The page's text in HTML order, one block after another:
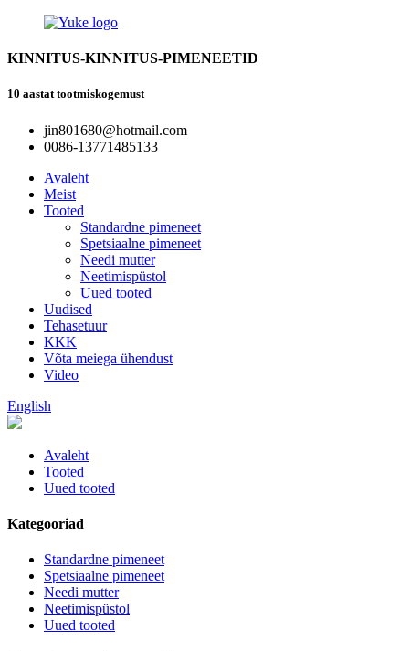
KINNITUS-KINNITUS-PIMENEETID
10 aastat tootmiskogemust
jin801680@hotmail.com
0086-13771485133
Avaleht
Meist
Tooted
Standardne pimeneet
Spetsiaalne pimeneet
Needi mutter
Neetimispüstol
Uued tooted
Uudised
Tehasetuur
KKK
Võta meiega ühendust
Video
English
Avaleht
Tooted
Uued tooted
Kategooriad
Standardne pimeneet
Spetsiaalne pimeneet
Needi mutter
Neetimispüstol
Uued tooted